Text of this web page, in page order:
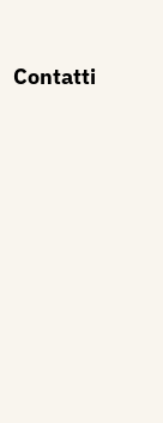
Contatti